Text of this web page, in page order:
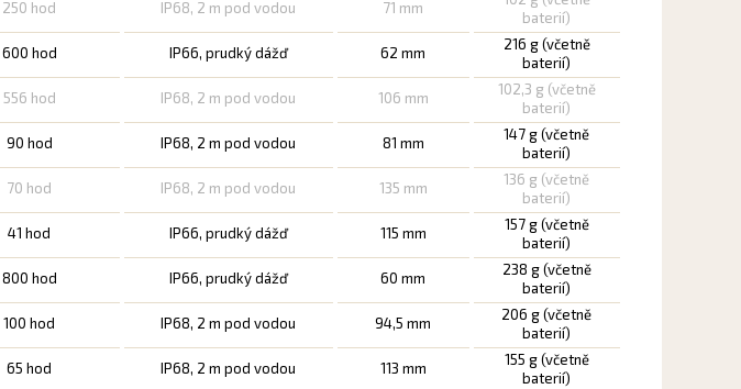
250 hod IP68, 2 m pod vodou 71 mm
baterií)
600 hod IP66, prudký dážď 62 mm
216 g (včetně
baterií)
556 hod IP68, 2 m pod vodou 106 mm
102,3 g (včetně
baterií)
90 hod IP68, 2 m pod vodou 81 mm
147 g (včetně
baterií)
70 hod IP68, 2 m pod vodou 135 mm
136 g (včetně
baterií)
41 hod IP66, prudký dážď 115 mm
157 g (včetně
baterií)
800 hod IP66, prudký dážď 60 mm
238 g (včetně
baterií)
100 hod IP68, 2 m pod vodou 94,5 mm
206 g (včetně
baterií)
65 hod IP68, 2 m pod vodou 113 mm
155 g (včetně
baterií)